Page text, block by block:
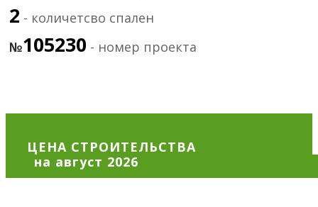
2 - количетсво спален
№105230 - номер проекта
ЦЕНА СТРОИТЕЛЬСТВА